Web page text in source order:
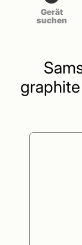
Gerät
suchen